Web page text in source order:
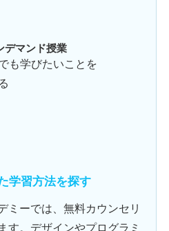
デマンド授業
も学びたいことを
学習方法を探す
ミーでは、無料カウンセリ
す。デザインやプログラミ